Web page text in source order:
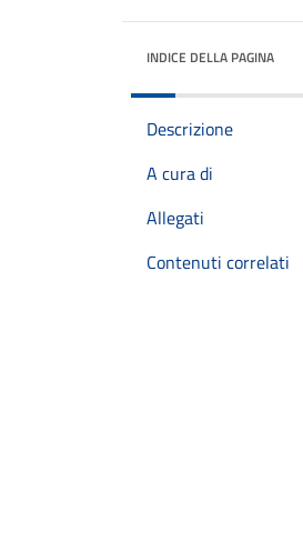
INDICE DELLA PAGINA
Descrizione
A cura di
Allegati
Contenuti correlati